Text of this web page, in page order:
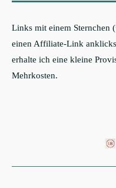
Links mit einem Sternchen
einen Affiliate-Link
erhalte ich eine kleine
Mehrkosten.